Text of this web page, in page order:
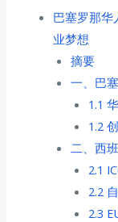
巴塞罗那华
业梦想
摘要
一、巴
1.1
1.2
二、西
2.1
2.2
2.3